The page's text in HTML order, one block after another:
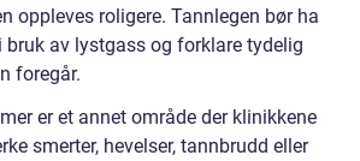
oppleves roligere. Tannlegen bør ha
av lystgass og forklare tydelig
foregår.
er et annet område der klinikkene
smerter, hevelser, tannbrudd eller